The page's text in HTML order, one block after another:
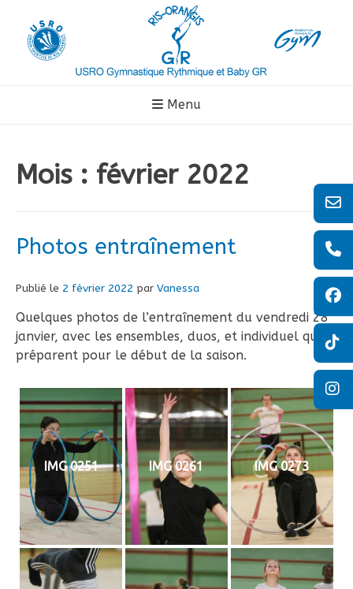
contenu
Menu
Mois : février 2022
Photos entraînement
Publié le 2 février 2022 par Vanessa
Quelques photos de l’entraînement du vendredi 28
janvier, avec les ensembles, duos, et individuel qui se
préparent pour le début de la saison.
IMG 0251 IMG 0261 IMG 0273